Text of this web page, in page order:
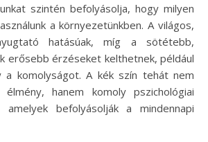
szintén befolyásolja, hogy milyen
a környezetünkben. A világos,
hatásúak, míg a sötétebb,
erősebb érzéseket kelthetnek, például
a komolyságot. A kék szín tehát nem
hanem komoly pszichológiai
befolyásolják a mindennapi